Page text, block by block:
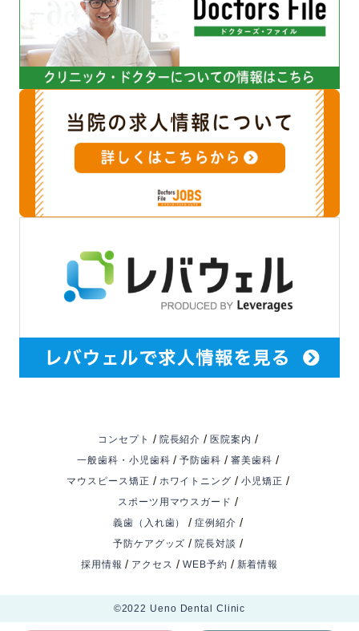
コンセプト / 院長紹介 / 医院案内 /
一般歯科・小児歯科 / 予防歯科 / 審美歯科 /
マウスピース矯正 / ホワイトニング / 小児矯正 /
スポーツ用マウスガード /
義歯（入れ歯） / 症例紹介 /
予防ケアグッズ / 院長対談 /
採用情報 / アクセス / WEB予約 / 新着情報
©️2022 Ueno Dental Clinic